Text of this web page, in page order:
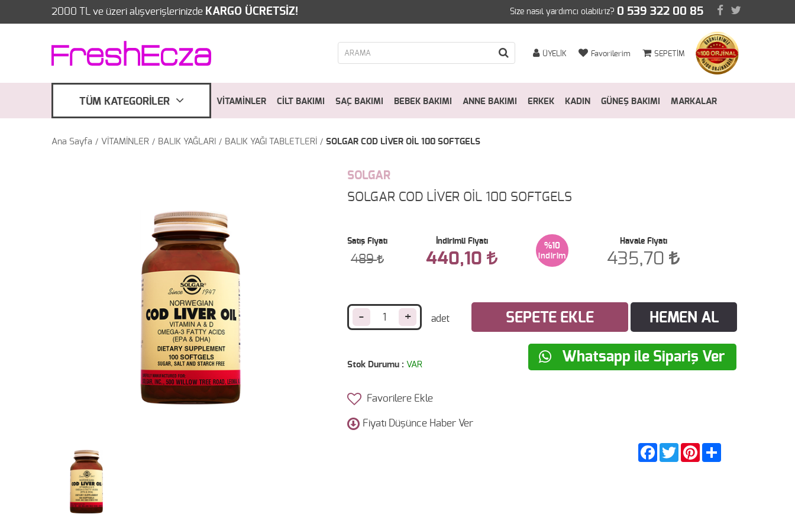
2000 TL ve üzeri alışverişlerinizde KARGO ÜCRETSİZ! Size nasıl yardımcı olabilriz? 0 539 322 00 85
SEPETİM
Favorilerim
ÜYELİK
TÜM KATEGORİLER VİTAMİNLER CİLT BAKIMI SAÇ BAKIMI BEBEK BAKIMI ANNE BAKIMI ERKEK KADIN GÜNEŞ BAKIMI MARKALAR
Ana Sayfa VİTAMİNLER BALIK YAĞLARI BALIK YAĞI TABLETLERİ SOLGAR COD LİVER OİL 100 SOFTGELS
SOLGAR
SOLGAR COD LİVER OİL 100 SOFTGELS
Satış Fiyatı
489
İndirimli Fiyatı
440,10
%10
Havale Fiyatı
435,70
- + SEPETE EKLE HEMEN AL
Whatsapp ile Sipariş Ver
Stok Durumu : VAR
Favorilere Ekle
Fiyatı Düşünce Haber Ver
FacebookTwitter Pinterest